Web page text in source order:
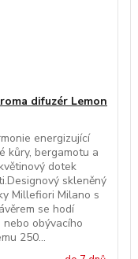
difuzér Lemon
energizující
kůry, bergamotu a
dotek
skleněný
Millefiori Milano s
se hodí
nebo obývacího
250...